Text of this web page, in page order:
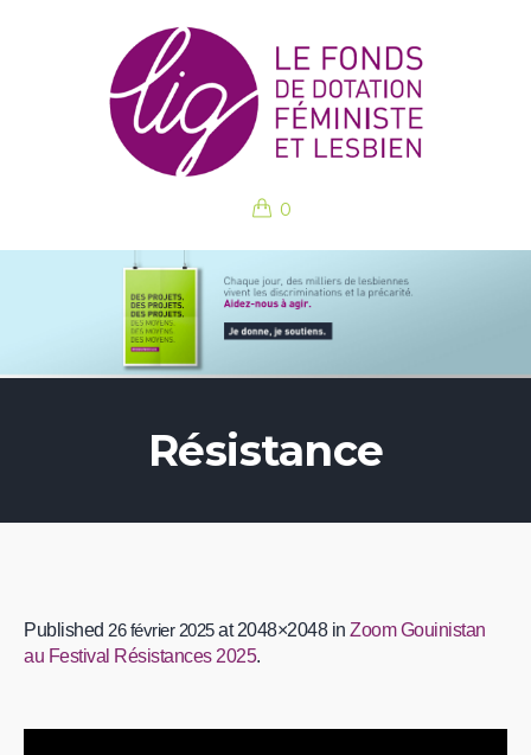
0
Résistance
Published 26 février 2025at 2048×2048 in Zoom Gouinistan
au Festival Résistances 2025.